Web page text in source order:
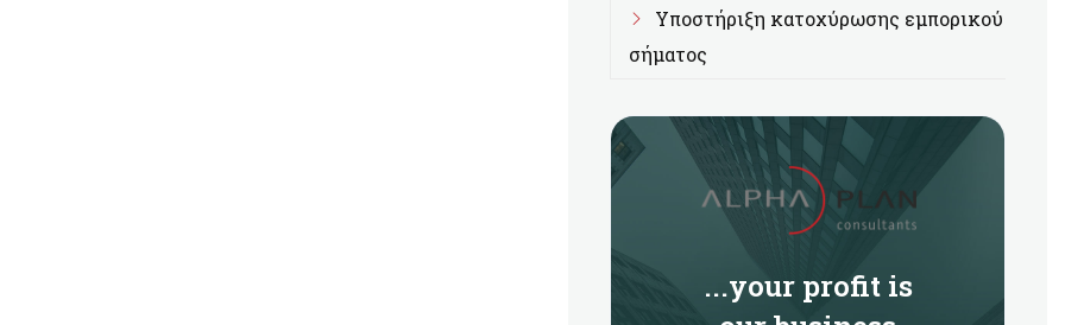
Υποστήριξη κατοχύρωσης εμπορικού
σήματος
...your profit is